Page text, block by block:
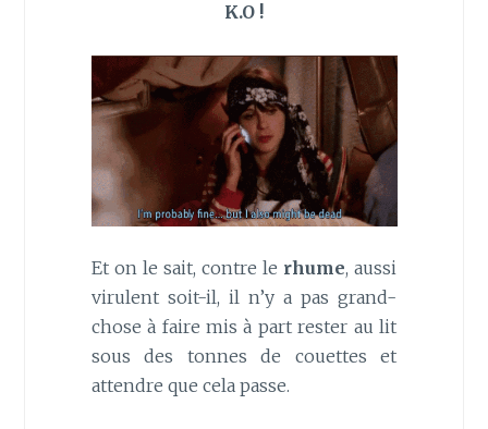
K.O !
Et on le sait, contre le rhume, aussi
virulent soit-il, il n’y a pas grand-
chose à faire mis à part rester au lit
sous des tonnes de couettes et
attendre que cela passe.